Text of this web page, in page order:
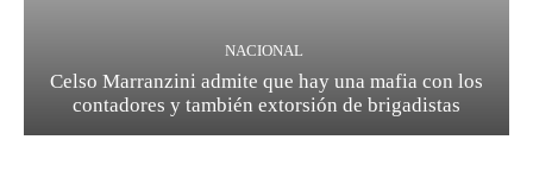
NACIONAL
Celso Marranzini admite que hay una mafia con los
contadores y también extorsión de brigadistas